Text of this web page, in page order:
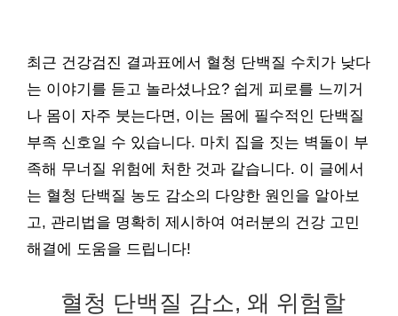
최근 건강검진 결과표에서 혈청 단백질 수치가 낮다
는 이야기를 듣고 놀라셨나요? 쉽게 피로를 느끼거
나 몸이 자주 붓는다면, 이는 몸에 필수적인 단백질
부족 신호일 수 있습니다. 마치 집을 짓는 벽돌이 부
족해 무너질 위험에 처한 것과 같습니다. 이 글에서
는 혈청 단백질 농도 감소의 다양한 원인을 알아보
고, 관리법을 명확히 제시하여 여러분의 건강 고민
해결에 도움을 드립니다!
혈청 단백질 감소, 왜 위험할